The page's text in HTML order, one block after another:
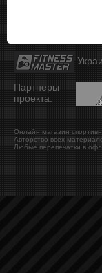
Партнеры
проекта:
Онлайн магазин
Авторство всех
Любые перепечатки в